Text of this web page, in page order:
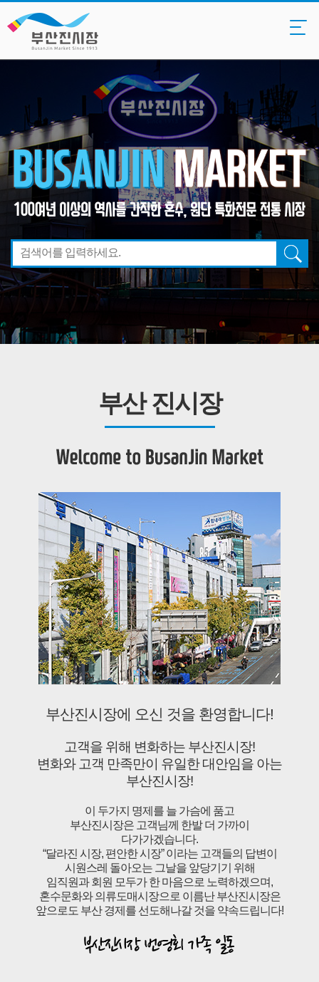
부산 진시장
부산진시장에 오신 것을 환영합니다!
고객을 위해 변화하는 부산진시장!
변화와 고객 만족만이 유일한 대안임을 아는
부산진시장!
이 두가지 명제를 늘 가슴에 품고
부산진시장은 고객님께 한발 더 가까이
다가가겠습니다.
“달라진 시장, 편안한 시장” 이라는 고객들의 답변이
시원스레 돌아오는 그날을 앞당기기 위해
임직원과 회원 모두가 한 마음으로 노력하겠으며,
혼수문화와 의류도매시장으로 이름난 부산진시장은
앞으로도 부산 경제를 선도해나갈 것을 약속드립니다!